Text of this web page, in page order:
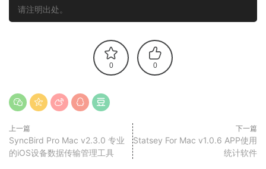
请注明出处。
0 0
上一篇
SyncBird Pro Mac v2.3.0 专业
的iOS设备数据传输管理工具
下一篇
Statsey For Mac v1.0.6 APP使用
统计软件